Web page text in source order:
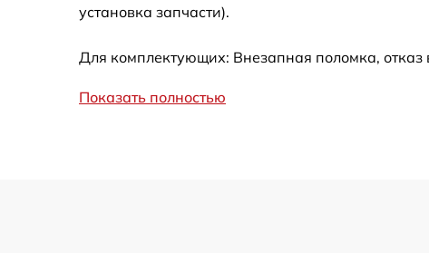
установка запчасти).
Для комплектующих: Внезапная поломка,
Показать полностью